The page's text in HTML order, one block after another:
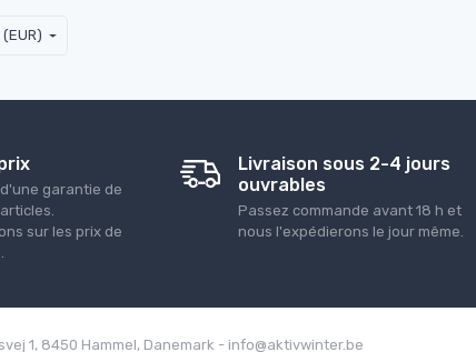
garantie de
sur les prix de
Livraison sous 2-4 jours
ouvrables
Passez commande avant 18 h et
nous l'expédierons le jour même.
1, 8450 Hammel, Danemark - info@aktivwinter.be